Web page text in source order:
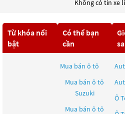
Không có tin xe
Từ khóa nổi
bật
Có thể bạn
cần
Mua bán ô tô
Mua bán ô tô
Suzuki
Mua bán ô tô
Ô